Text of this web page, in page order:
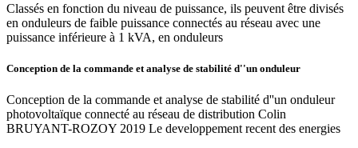
Classés en fonction du niveau de puissance, ils peuvent être divisés
en onduleurs de faible puissance connectés au réseau avec une
puissance inférieure à 1 kVA, en onduleurs
Conception de la commande et analyse de stabilité d''un onduleur
Conception de la commande et analyse de stabilité d''un onduleur
photovoltaïque connecté au réseau de distribution Colin
BRUYANT-ROZOY 2019 Le developpement recent des energies